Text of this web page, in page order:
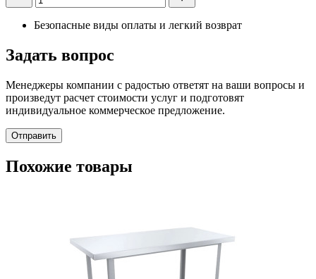
Безопасные виды оплаты и легкий возврат
Задать вопрос
Менеджеры компании с радостью ответят на ваши вопросы и
произведут расчет стоимости услуг и подготовят
индивидуальное коммерческое предложение.
Отправить
Похожие товары